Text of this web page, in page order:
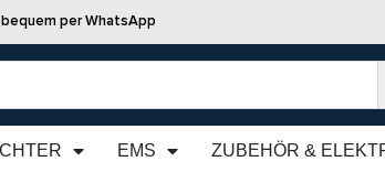
per WhatsApp
EMS ZUBEHÖR &